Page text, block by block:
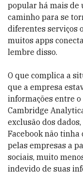
popular há mais de
caminho para se
diferentes serviços
muitos apps
lembre disso.
O que complica a
que a empresa
informações entre
Cambridge
exclusão dos
Facebook não
pelas empresas a
sociais, muito
indevido de suas